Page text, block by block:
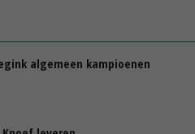
algemeen kampioenen